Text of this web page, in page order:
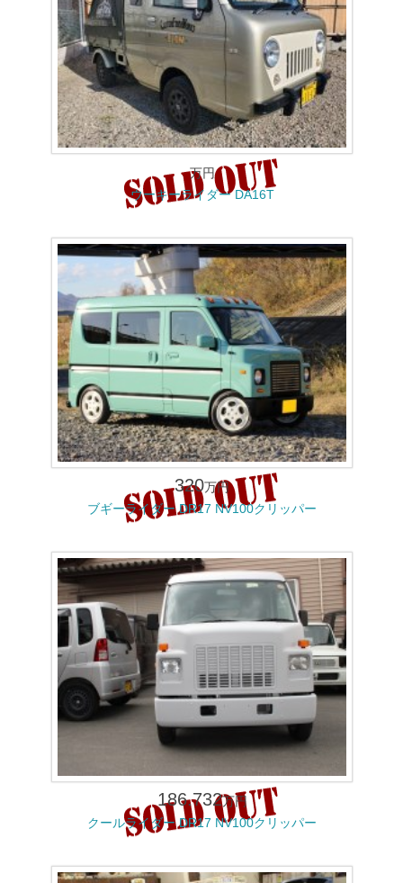
万円
ウーキーライダー DA16T
320万円
ブギーライダー DR17 NV100クリッパー
186.732万円
クールライダー DR17 NV100クリッパー